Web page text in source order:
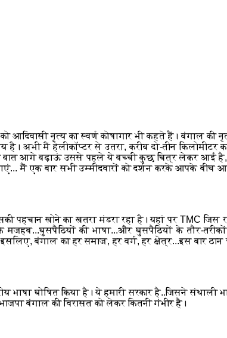
नृत्य का स्वर्ण कोषागार भी कहते हैं। बंगाल की
अभी मैं हेलीकॉप्टर से उतरा, करीब दो-तीन किलोमीटर
बात आगे बढ़ाऊं उससे पहले ये बच्ची कुछ चित्र लेकर आई
मैं एक बार सभी उम्मीदवारों को दर्शन करके आपके बीच आ
खोने का खतरा मंडरा रहा है। यहां पर TMC जिस
की भाषा...और घुसपैठियों के तौर-
बंगाल का हर समाज, हर वर्ग, हर क्षेत्र...इस बार
भाषा घोषित किया है। ये हमारी सरकार है..जिसने संथाली
बंगाल की विरासत को लेकर कितनी गंभीर है।